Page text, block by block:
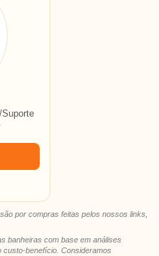
por compras feitas pelos nossos links,
banheiras com base em análises
benefício. Consideramos